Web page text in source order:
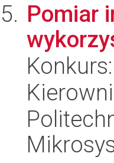
Pomiar
Konkurs: